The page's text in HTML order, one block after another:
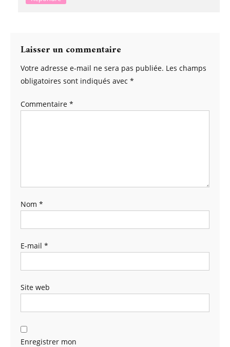
Laisser un commentaire
Votre adresse e-mail ne sera pas publiée. Les champs
obligatoires sont indiqués avec *
Commentaire *
Nom *
E-mail *
Site web
Enregistrer mon